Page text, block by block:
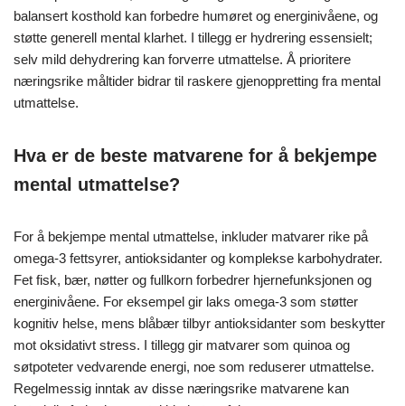
balansert kosthold kan forbedre humøret og energinivåene, og
støtte generell mental klarhet. I tillegg er hydrering essensielt;
selv mild dehydrering kan forverre utmattelse. Å prioritere
næringsrike måltider bidrar til raskere gjenoppretting fra mental
utmattelse.
Hva er de beste matvarene for å bekjempe
mental utmattelse?
For å bekjempe mental utmattelse, inkluder matvarer rike på
omega-3 fettsyrer, antioksidanter og komplekse karbohydrater.
Fet fisk, bær, nøtter og fullkorn forbedrer hjernefunksjonen og
energinivåene. For eksempel gir laks omega-3 som støtter
kognitiv helse, mens blåbær tilbyr antioksidanter som beskytter
mot oksidativt stress. I tillegg gir matvarer som quinoa og
søtpoteter vedvarende energi, noe som reduserer utmattelse.
Regelmessig inntak av disse næringsrike matvarene kan